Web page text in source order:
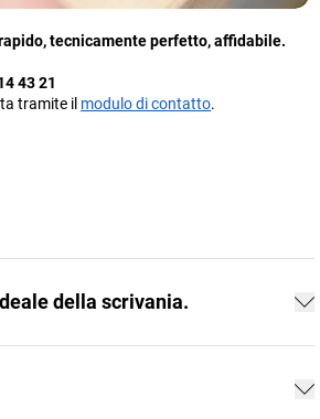
tecnicamente perfetto, affidabile.
43 21
tramite il modulo di contatto.
della scrivania.